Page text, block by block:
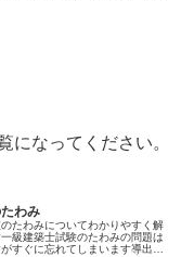
になってください。
わみ
たわみについてわかりやすく解
級建築士試験のたわみの問題は
すぐに忘れてしまいます導出過